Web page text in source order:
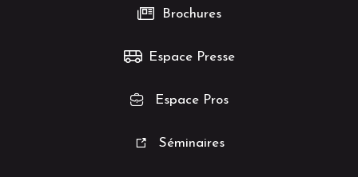
Brochures
Espace Presse
Espace Pros
Séminaires